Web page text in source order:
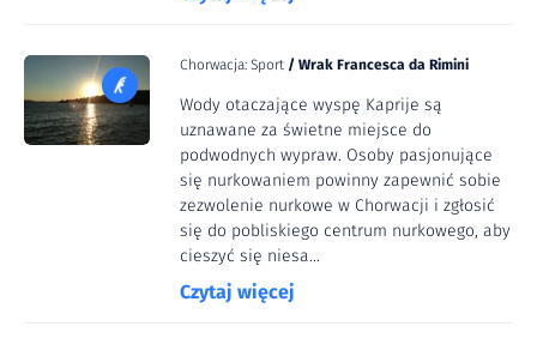
Chorwacja: Sport / Wrak Francesca da Rimini
Wody otaczające wyspę Kaprije są
uznawane za świetne miejsce do
podwodnych wypraw. Osoby pasjonujące
się nurkowaniem powinny zapewnić sobie
zezwolenie nurkowe w Chorwacji i zgłosić
się do pobliskiego centrum nurkowego, aby
cieszyć się niesa...
Czytaj więcej